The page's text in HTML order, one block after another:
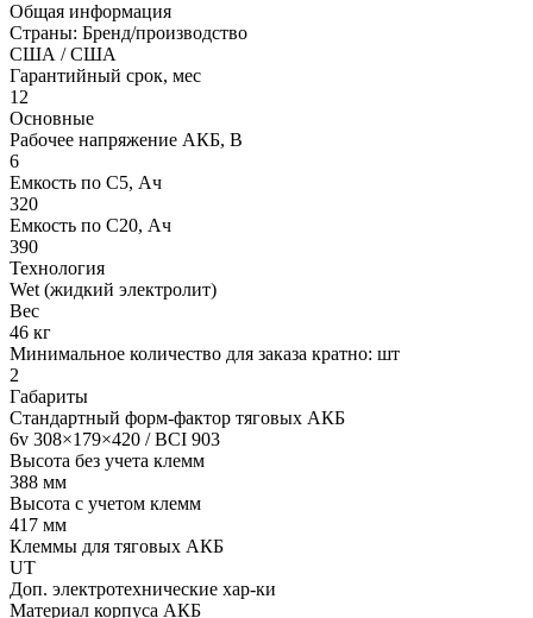
Общая информация
Страны: Бренд/производство
США / США
Гарантийный срок, мес
12
Основные
Рабочее напряжение АКБ, B
6
Емкость по С5, Ач
320
Емкость по С20, Ач
390
Технология
Wet (жидкий электролит)
Вес
46 кг
Минимальное количество для заказа кратно: шт
2
Габариты
Стандартный форм-фактор тяговых АКБ
6v 308×179×420 / BCI 903
Высота без учета клемм
388 мм
Высота с учетом клемм
417 мм
Клеммы для тяговых АКБ
UT
Доп. электротехнические хар-ки
Материал корпуса АКБ